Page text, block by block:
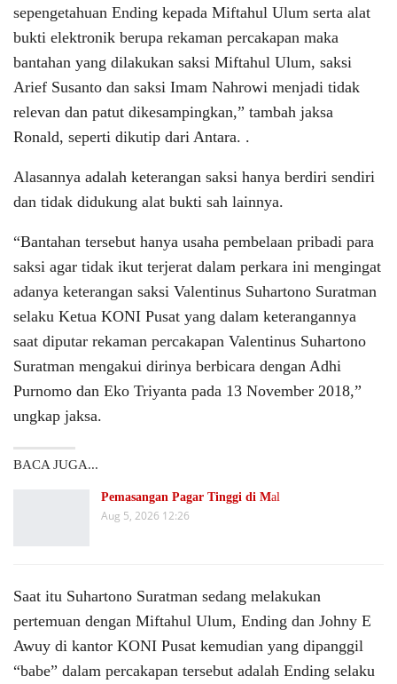
sepengetahuan Ending kepada Miftahul Ulum serta alat
bukti elektronik berupa rekaman percakapan maka
bantahan yang dilakukan saksi Miftahul Ulum, saksi
Arief Susanto dan saksi Imam Nahrowi menjadi tidak
relevan dan patut dikesampingkan,” tambah jaksa
Ronald, seperti dikutip dari Antara. .
Alasannya adalah keterangan saksi hanya berdiri sendiri
dan tidak didukung alat bukti sah lainnya.
“Bantahan tersebut hanya usaha pembelaan pribadi para
saksi agar tidak ikut terjerat dalam perkara ini mengingat
adanya keterangan saksi Valentinus Suhartono Suratman
selaku Ketua KONI Pusat yang dalam keterangannya
saat diputar rekaman percakapan Valentinus Suhartono
Suratman mengakui dirinya berbicara dengan Adhi
Purnomo dan Eko Triyanta pada 13 November 2018,”
ungkap jaksa.
BACA JUGA...
Pemasangan Pagar Tinggi di Mal
Aug 5, 2026 12:26
Saat itu Suhartono Suratman sedang melakukan
pertemuan dengan Miftahul Ulum, Ending dan Johny E
Awuy di kantor KONI Pusat kemudian yang dipanggil
“babe” dalam percakapan tersebut adalah Ending selaku